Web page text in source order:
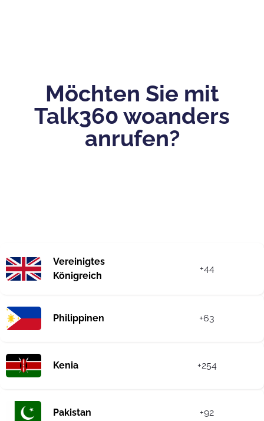
Möchten Sie mit
Talk360 woanders
anrufen?
Vereinigtes
Königreich
+44
Philippinen +63
Kenia +254
Pakistan +92